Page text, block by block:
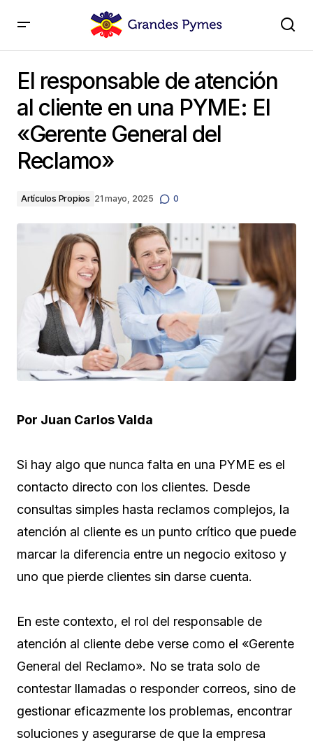
«Gerente General del Reclamo»
El responsable de atención
al cliente en una PYME: El
«Gerente General del
Reclamo»
Artículos Propios 21 mayo, 2025 0
Por Juan Carlos Valda
Si hay algo que nunca falta en una PYME es el
contacto directo con los clientes. Desde
consultas simples hasta reclamos complejos, la
atención al cliente es un punto crítico que puede
marcar la diferencia entre un negocio exitoso y
uno que pierde clientes sin darse cuenta.
En este contexto, el rol del responsable de
atención al cliente debe verse como el «Gerente
General del Reclamo». No se trata solo de
contestar llamadas o responder correos, sino de
gestionar eficazmente los problemas, encontrar
soluciones y asegurarse de que la empresa